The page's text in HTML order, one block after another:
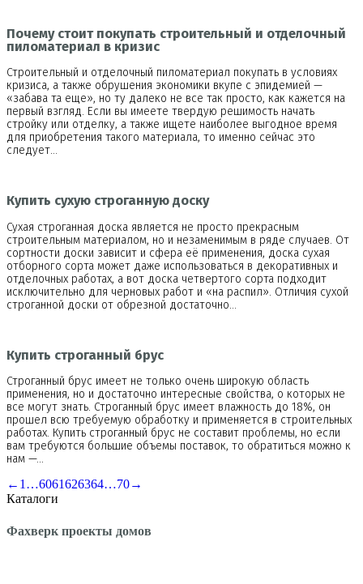
Почему стоит покупать строительный и отделочный
пиломатериал в кризис
Строительный и отделочный пиломатериал покупать в условиях
кризиса, а также обрушения экономики вкупе с эпидемией —
«забава та еще», но ту далеко не все так просто, как кажется на
первый взгляд. Если вы имеете твердую решимость начать
стройку или отделку, а также ищете наиболее выгодное время
для приобретения такого материала, то именно сейчас это
следует…
Купить сухую строганную доску
Сухая строганная доска является не просто прекрасным
строительным материалом, но и незаменимым в ряде случаев. От
сортности доски зависит и сфера её применения, доска сухая
отборного сорта может даже использоваться в декоративных и
отделочных работах, а вот доска четвертого сорта подходит
исключительно для черновых работ и «на распил». Отличия сухой
строганной доски от обрезной достаточно…
Купить строганный брус
Строганный брус имеет не только очень широкую область
применения, но и достаточно интересные свойства, о которых не
все могут знать. Строганный брус имеет влажность до 18%, он
прошел всю требуемую обработку и применяется в строительных
работах. Купить строганный брус не составит проблемы, но если
вам требуются большие объемы поставок, то обратиться можно к
нам —…
← 1 …6061626364…70→
Каталоги
Фахверк проекты домов